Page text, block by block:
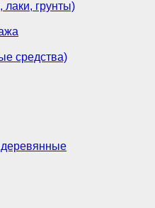
лаки, грунты)
средства)